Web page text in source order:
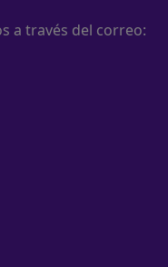
a través del correo: